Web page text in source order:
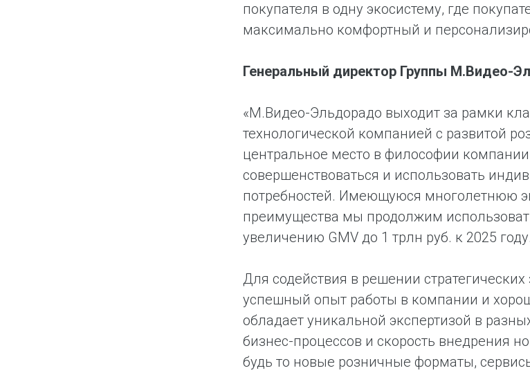
покупателя в одну экосистему, где
максимально комфортный и
Генеральный директор Группы М.Видео-
«М.Видео-Эльдорадо выходит за рамки
технологической компанией с развитой
центральное место в философии
совершенствоваться и использовать
потребностей. Имеющуюся многолетнюю
преимущества мы продолжим
увеличению GMV до 1 трлн руб. к 2025 году.
Для содействия в решении
успешный опыт работы в компании и
обладает уникальной экспертизой в
бизнес-процессов и скорость внедрения
будь то новые розничные форматы,